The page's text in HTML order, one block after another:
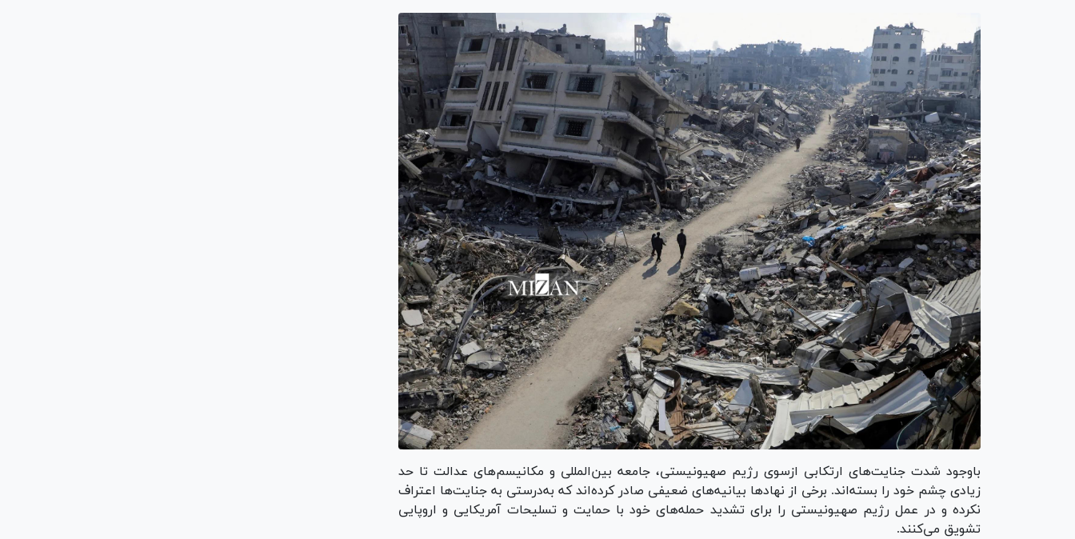
باوجود شدت جنایت‌های ارتکابی ازسوی رژیم صهیونیستی، جامعه بین‌المللی و مکانیسم‌های عدالت تا حد
زیادی چشم خود را بسته‌اند. برخی از نهاد‌ها بیانیه‌های ضعیفی صادر کرده‌اند که به‌درستی به جنایت‌ها اعتراف
نکرده و در عمل رژیم صهیونیستی را برای تشدید حمله‌های خود با حمایت و تسلیحات آمریکایی و اروپایی
تشویق می‌کنند.